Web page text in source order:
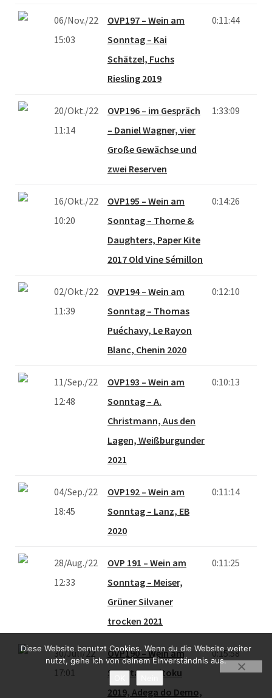
06/Nov./22
15:03
OVP197 – Wein am
Sonntag – Kai
Schätzel, Fuchs
Riesling 2019
0:11:44
20/Okt./22
11:14
OVP196 – im Gespräch
– Daniel Wagner, vier
Große Gewächse und
zwei Reserven
1:33:09
16/Okt./22
10:20
OVP195 – Wein am
Sonntag – Thorne &
Daughters, Paper Kite
2017 Old Vine Sémillon
0:14:26
02/Okt./22
11:39
OVP194 – Wein am
Sonntag – Thomas
Puéchavy, Le Rayon
Blanc, Chenin 2020
0:12:10
11/Sep./22
12:48
OVP193 – Wein am
Sonntag – A.
Christmann, Aus den
Lagen, Weißburgunder
2021
0:10:13
04/Sep./22
18:45
OVP192 – Wein am
Sonntag – Lanz, EB
2020
0:11:14
28/Aug./22
12:33
OVP 191 – Wein am
Sonntag – Meiser,
Grüner Silvaner
trocken 2021
0:11:25
30/Juli/22
17:01
OVP190 – Wein am
Sonntag – Bitoku
2019, Adega do Demo,
0:15:58
Diese Website benutzt Cookies. Wenn du die Website weiter
nutzt, gehe ich von deinem Einverständnis aus.